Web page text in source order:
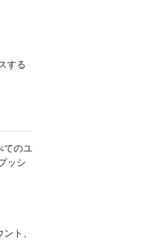
する
てのユ
ッシ
ト、